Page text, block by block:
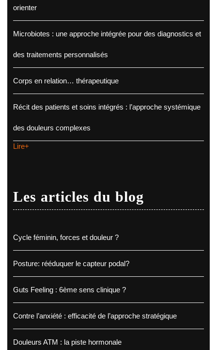
orienter
Microbiotes : une approche intégrée pour des diagnostics et
des traitements personnalisés
Corps en relation… thérapeutique
Récit des patients et soins intégrés : l’approche systémique
des douleurs complexes
Lire+
Les articles du blog
Cycle féminin, forces et douleur ?
Posture: rééduquer le capteur podal?
Guts Feeling : 6ème sens clinique ?
Contre l’anxiété : efficacité de l’approche stratégique
Douleurs ATM : la piste hormonale